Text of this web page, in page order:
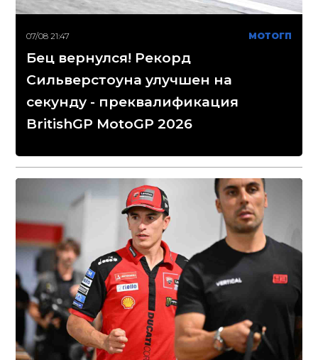
07/08 21:47 МОТОГП
Бец вернулся! Рекорд
Сильверстоуна улучшен на
секунду - преквалификация
BritishGP MotoGP 2026